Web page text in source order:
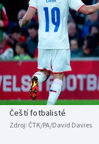
Americký fotbal
Baseball a softbal
Basketbal
Biatlon
NEPŘEHLÉDNĚTE
Soutěže
Historické návraty
Aplikace ČT sport
Čeští fotbalisté
Zdroj: ČTK/PA/David Davies